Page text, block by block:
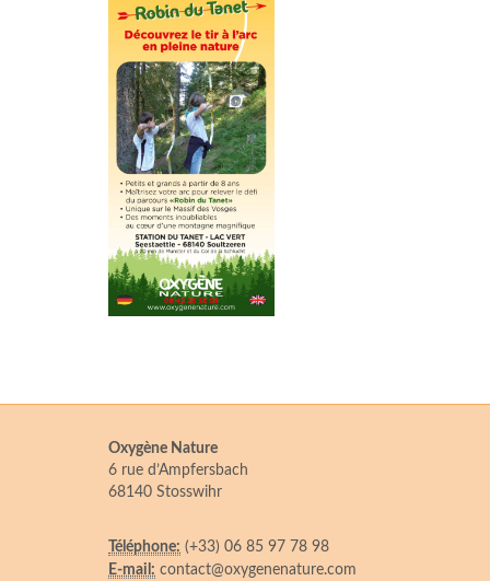
Oxygène Nature
6 rue d’Ampfersbach
68140 Stosswihr
Téléphone: (+33) 06 85 97 78 98
E-mail: contact@oxygenenature.com